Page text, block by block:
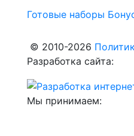
Готовые наборы
© 2010-2026
Разработка сайта:
Мы принимаем: